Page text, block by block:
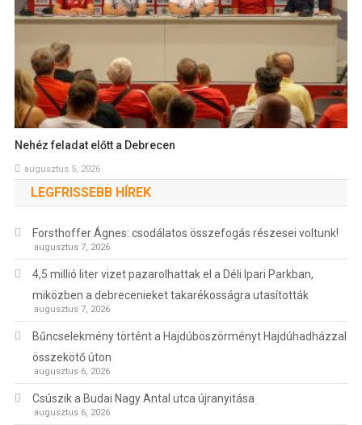
Nehéz feladat előtt a Debrecen
augusztus 5, 2026
LEGFRISSEBB HÍREK
Forsthoffer Ágnes: csodálatos összefogás részesei voltunk!
augusztus 7, 2026
4,5 millió liter vizet pazarolhattak el a Déli Ipari Parkban,
miközben a debrecenieket takarékosságra utasították
augusztus 7, 2026
Bűncselekmény történt a Hajdúböszörményt Hajdúhadházzal
összekötő úton
augusztus 6, 2026
Csúszik a Budai Nagy Antal utca újranyitása
augusztus 6, 2026